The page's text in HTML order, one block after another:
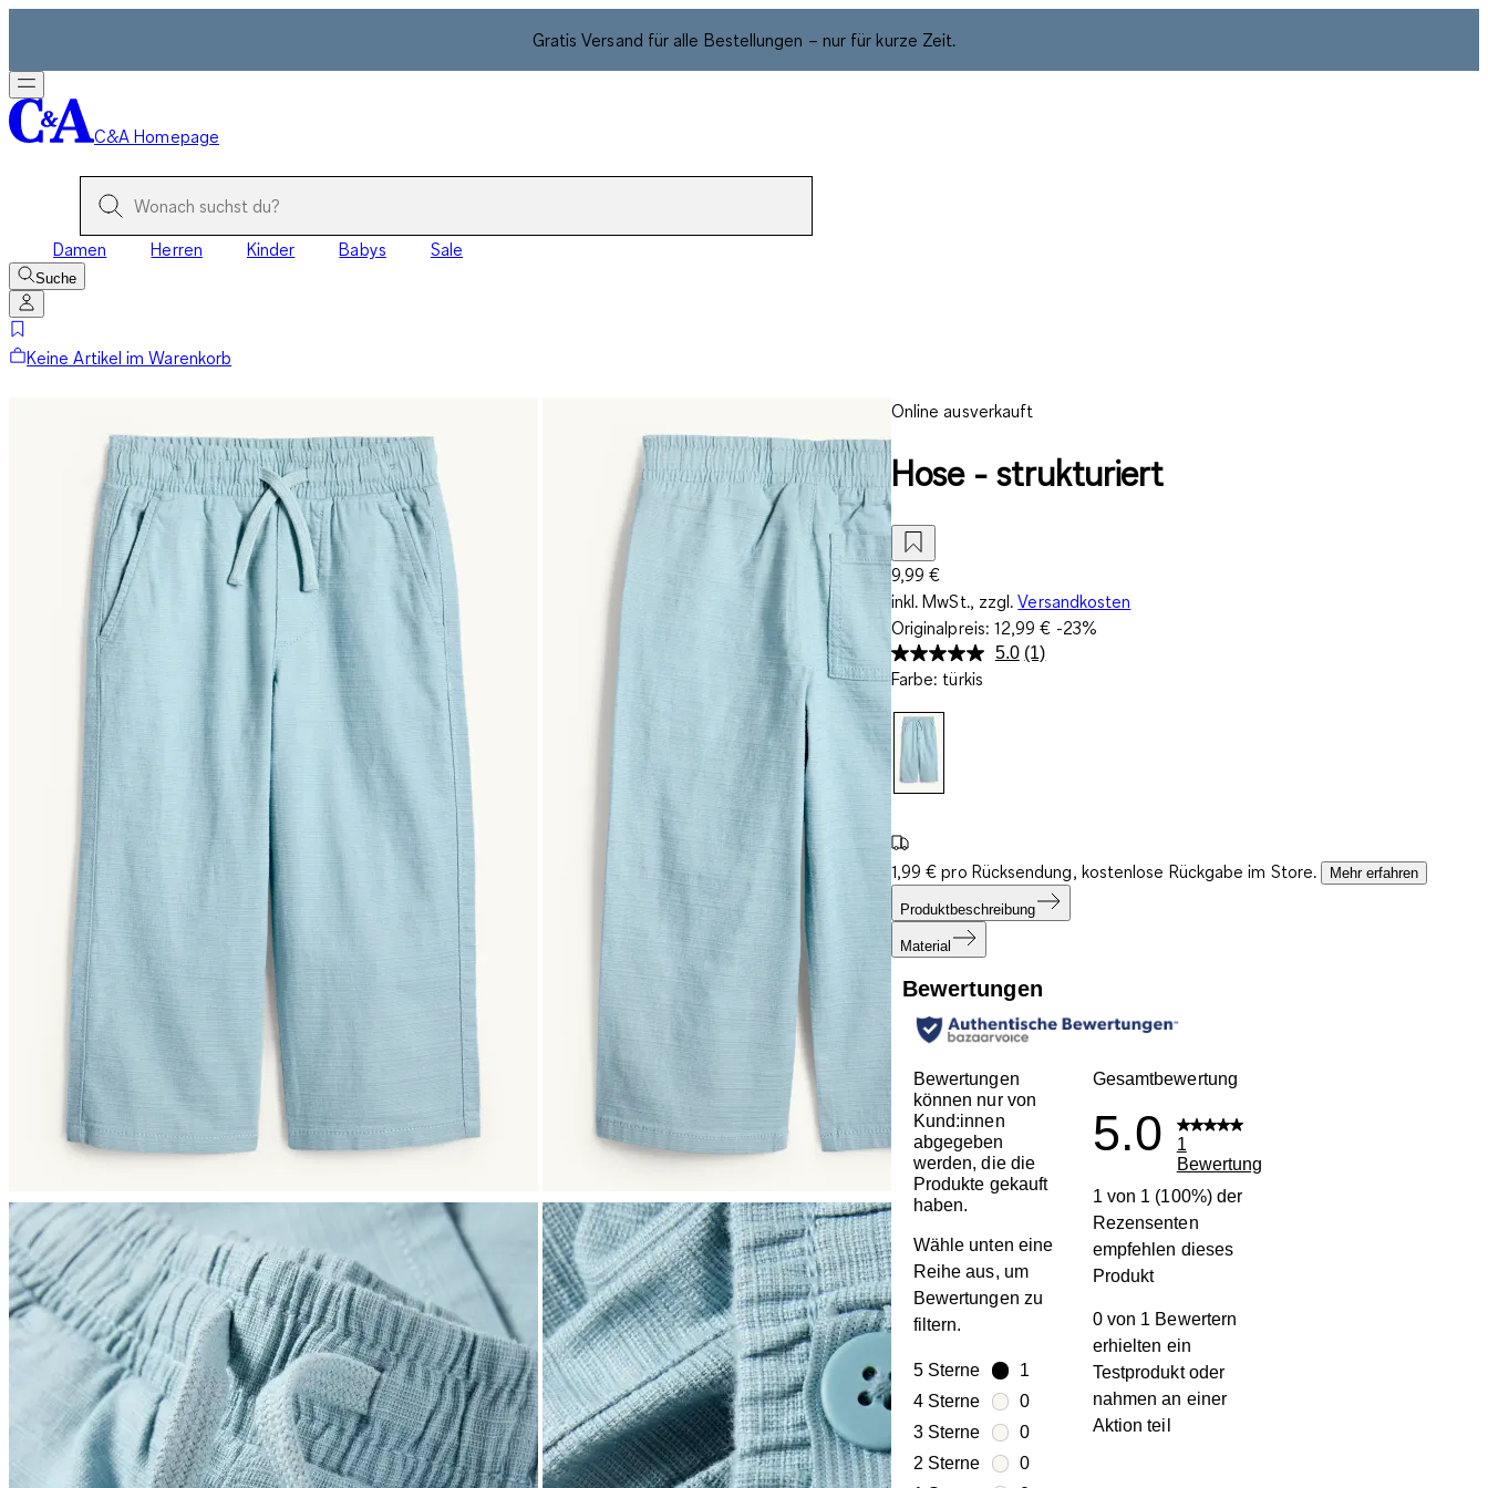
Gratis Versand für alle Bestellungen – nur für kurze Zeit.
C&A Homepage
Damen Herren Kinder Babys Sale
Suche
Keine Artikel im Warenkorb
Online ausverkauft
Hose - strukturiert
9,99 €
inkl. MwSt., zzgl. Versandkosten
Originalpreis: 12,99 € -23%
5.0 Bewertung
(1)
Farbe: türkis
1,99 € pro Rücksendung, kostenlose Rückgabe im Store. Mehr erfahren
Produktbeschreibung
Material
Bewertungen
Bewertungen
können nur von
Kund:innen
abgegeben
werden, die die
Produkte gekauft
haben.
Wähle unten eine
Reihe aus, um
Bewertungen zu
filtern.
5 Sterne Sterne
1
1 Bewertung mit 5 Sternen.
4 Sterne Sterne
0
0 Bewertungen mit 4 Sternen.
3 Sterne Sterne
0
0 Bewertungen mit 3 Sternen.
2 Sterne Sterne
0
Gesamtbewertung
5.0
1
Bewertung
1 von 1 (100%) der
Rezensenten
empfehlen dieses
Produkt
0 von 1 Bewertern
erhielten ein
Testprodukt oder
nahmen an einer
Aktion teil